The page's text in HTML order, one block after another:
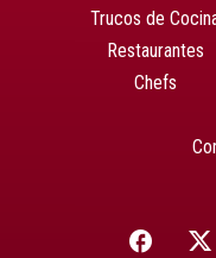
Trucos de
Restaurantes
Chefs